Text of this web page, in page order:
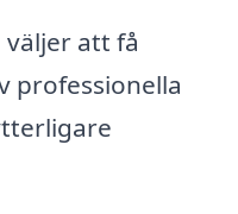
väljer att få
professionella